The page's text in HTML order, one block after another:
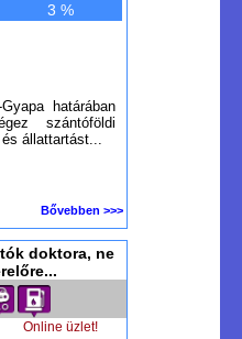
3 %
határában
szántóföldi
állattartást...
Bővebben >>>
doktora, ne
Online üzlet!